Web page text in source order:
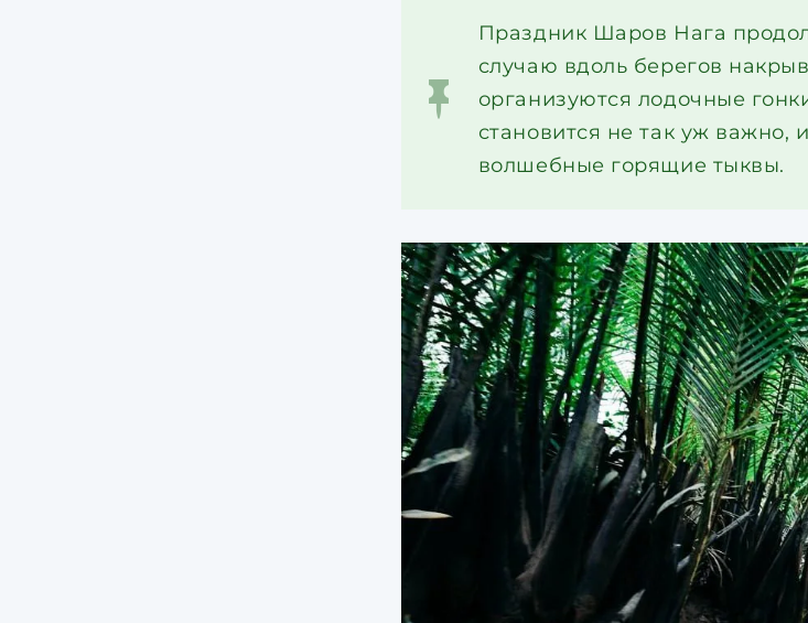
Праздник Шаров Нага
случаю вдоль берегов
организуются лодочные
становится не так уж важно,
волшебные горящие тыквы.